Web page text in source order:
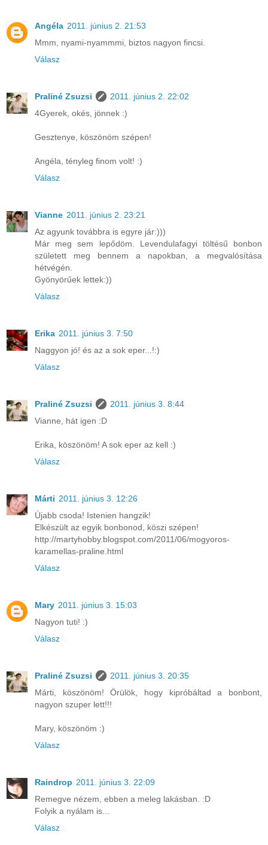
Angéla 2011. június 2. 21:53
Mmm, nyami-nyammmi, biztos nagyon fincsi.
Válasz
Praliné Zsuzsi
2011. június 2. 22:02
4Gyerek, okés, jönnek :)
Gesztenye, köszönöm szépen!
Angéla, tényleg finom volt! :)
Válasz
Vianne 2011. június 2. 23:21
Az agyunk továbbra is egyre jár:)))
Már meg sem lepődöm. Levendulafagyi töltésű bonbon
született meg bennem a napokban, a megvalósítása
hétvégén.
Gyönyörűek lettek:))
Válasz
Erika 2011. június 3. 7:50
Naggyon jó! és az a sok eper...!:)
Válasz
Praliné Zsuzsi
2011. június 3. 8:44
Vianne, hát igen :D
Erika, köszönöm! A sok eper az kell :)
Válasz
Márti 2011. június 3. 12:26
Újabb csoda! Istenien hangzik!
Elkészült az egyik bonbonod, köszi szépen!
http://martyhobby.blogspot.com/2011/06/mogyoros-
karamellas-praline.html
Válasz
Mary 2011. június 3. 15:03
Nagyon tuti! :)
Válasz
Praliné Zsuzsi
2011. június 3. 20:35
Márti, köszönöm! Örülök, hogy kipróbáltad a bonbont,
nagyon szuper lett!!!
Mary, köszönöm :)
Válasz
Raindrop 2011. június 3. 22:09
Remegve nézem, ebben a meleg lakásban. :D
Folyik a nyálam is...
Válasz